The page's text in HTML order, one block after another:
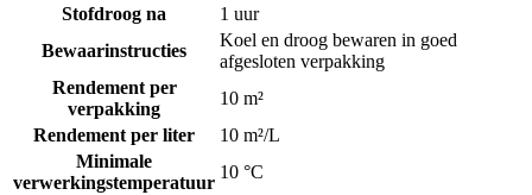
Stofdroog na
1 uur
Bewaarinstructies
Koel en droog bewaren in goed
afgesloten verpakking
Rendement per
verpakking
10 m²
Rendement per liter
10 m²/L
Minimale
verwerkingstemperatuur
10 °C